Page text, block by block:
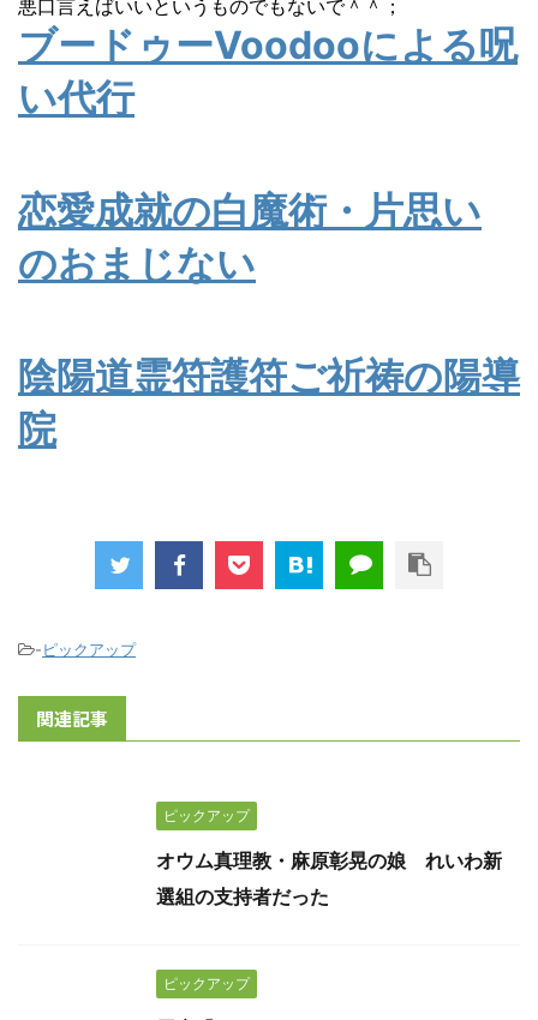
悪口言えばいいというものでもないで＾＾；
ブードゥーVoodooによる呪
い代行
恋愛成就の白魔術・片思い
のおまじない
陰陽道霊符護符ご祈祷の陽導
院
-ピックアップ
関連記事
ピックアップ
オウム真理教・麻原彰晃の娘 れいわ新
選組の支持者だった
ピックアップ